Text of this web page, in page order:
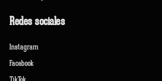
Redes sociales
Instagram
Facebook